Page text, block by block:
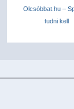
Olcsóbbat.hu –
tudni kell